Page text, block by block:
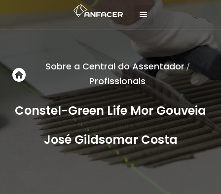
Sobre a Central do Assentador/
Profissionais
Constel-Green Life Mor Gouveia
José Gildsomar Costa